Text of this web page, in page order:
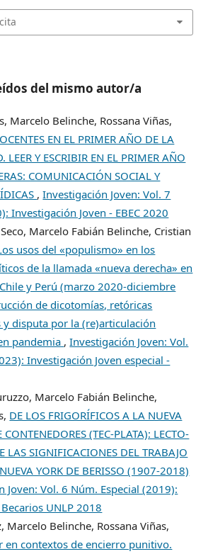
del mismo autor/a
Marcelo Belinche, Rossana Viñas,
EN EL PRIMER AÑO DE LA
LEER Y ESCRIBIR EN EL PRIMER AÑO
COMUNICACIÓN SOCIAL Y
,Investigación Joven: Vol. 7
Investigación Joven - EBEC 2020
Marcelo Fabián Belinche, Cristian
usos del «populismo» en los
de la llamada «nueva derecha» en
y Perú (marzo 2020-diciembre
de dicotomías, retóricas
y disputa por la (re)articulación
pandemia ,Investigación Joven: Vol.
Investigación Joven especial -
Marcelo Fabián Belinche,
DE LOS FRIGORÍFICOS A LA NUEVA
(TEC-PLATA): LECTO-
LAS SIGNIFICACIONES DEL TRABAJO
YORK DE BERISSO (1907-2018)
Joven: Vol. 6 Núm. Especial (2019):
UNLP 2018
Marcelo Belinche, Rossana Viñas,
en contextos de encierro punitivo.